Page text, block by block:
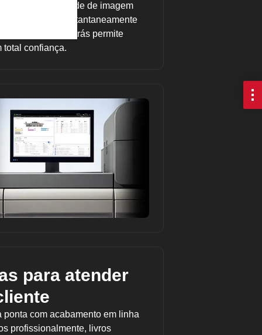
cores e qualidade de imagem
e ajusta instantaneamente
de frente para trás permite
total confiança.
para atender
com acabamento em linha
profissionalmente, livros